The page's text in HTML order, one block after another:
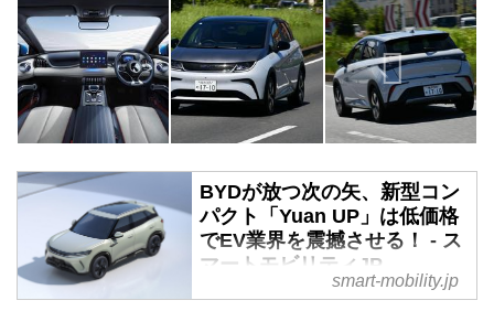
BYDが放つ次の矢、新型コン
パクト「Yuan UP」は低価格
でEV業界を震撼させる！ - ス
マートモビリティJP
2023年10月〜12月のEV販売台数
smart-mobility.jp